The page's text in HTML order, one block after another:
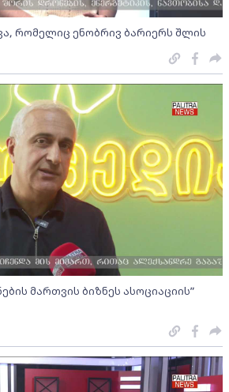
რომელიც ენობრივ ბარიერს შლის
მართვის ბიზნეს ასოციაციის”